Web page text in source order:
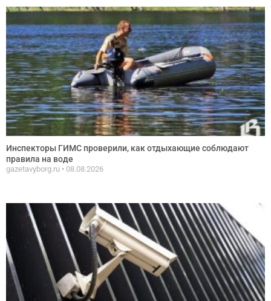
Инспекторы ГИМС проверили, как отдыхающие соблюдают
правила на воде
gazetavyborg.ru 08.08.2026